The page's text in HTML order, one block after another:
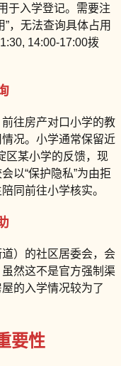
于入学登记。需要注
，无法查询具体占用
14:00-17:00拨
往房产对口小学的教
况。小学通常保留近
区某小学的反馈，现
以“保护隐私”为由拒
同前往小学核实。
）的社区居委会，会
然这不是官方强制渠
的入学情况较为了
要性